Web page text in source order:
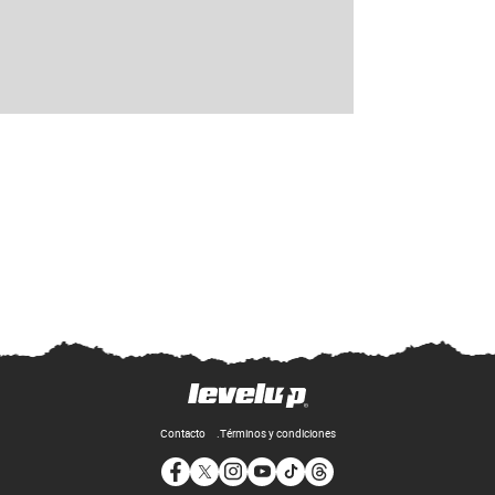
Contacto Términos y condiciones
Opens in new window
Opens in new window
Opens in new window
Opens in new window
Opens in new window
Opens in new window